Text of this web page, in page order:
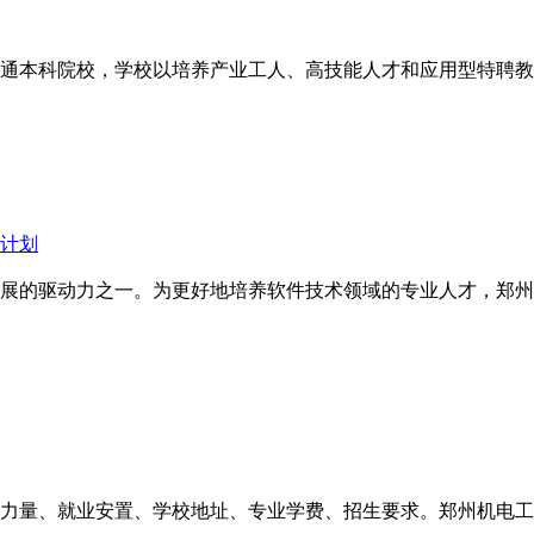
本科院校，学校以培养产业工人、高技能人才和应用型特聘
划
的驱动力之一。为更好地培养软件技术领域的专业人才，郑
量、就业安置、学校地址、专业学费、招生要求。郑州机电